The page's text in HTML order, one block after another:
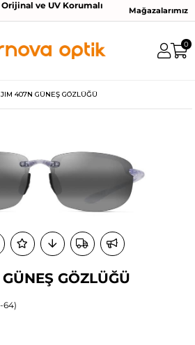
ve UV Korumalı
Mağazalarımız
0
407N GÜNEŞ GÖZLÜĞÜ
GÖZLÜĞÜ
64)